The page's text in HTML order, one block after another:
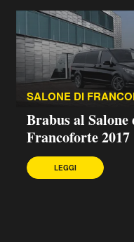
SALONE DI
Brabus al Salone
Francoforte 2017
LEGGI